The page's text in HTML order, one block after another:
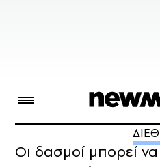
Οι δασμοί μπορεί